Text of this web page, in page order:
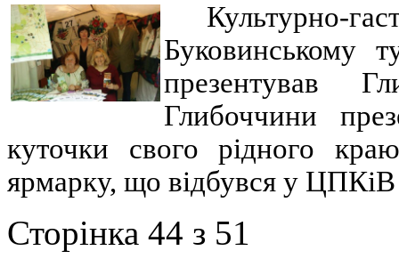
Культурно-
Буковинському
презентував
Глибоччини
куточки свого рідного
ярмарку, що відбувся у
Сторінка 44 з 51